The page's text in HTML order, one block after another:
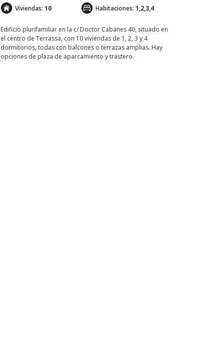
Viviendas: 10 Habitaciones: 1,2,3,4
Edificio plurifamiliar en la c/ Doctor Cabanes 40, situado en
el centro de Terrassa, con 10 viviendas de 1, 2, 3 y 4
dormitorios, todas con balcones o terrazas amplias. Hay
opciones de plaza de aparcamiento y trastero.